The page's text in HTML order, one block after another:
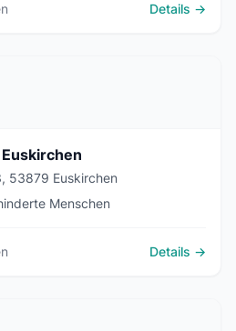
Details →
53879 Euskirchen
Menschen
Details →